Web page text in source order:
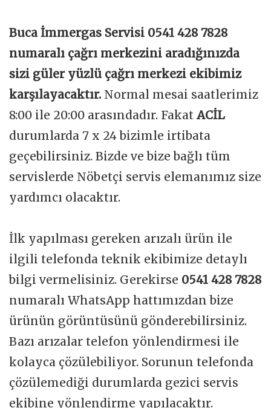
Buca İmmergas Servisi 0541 428 7828
numaralı çağrı merkezini aradığınızda
sizi güler yüzlü çağrı merkezi ekibimiz
karşılayacaktır. Normal mesai saatlerimiz
8:00 ile 20:00 arasındadır. Fakat ACİL
durumlarda 7 x 24 bizimle irtibata
geçebilirsiniz. Bizde ve bize bağlı tüm
servislerde Nöbetçi servis elemanımız size
yardımcı olacaktır.
İlk yapılması gereken arızalı ürün ile
ilgili telefonda teknik ekibimize detaylı
bilgi vermelisiniz. Gerekirse 0541 428 7828
numaralı WhatsApp hattımızdan bize
ürünün görüntüsünü gönderebilirsiniz.
Bazı arızalar telefon yönlendirmesi ile
kolayca çözülebiliyor. Sorunun telefonda
çözülemediği durumlarda gezici servis
ekibine yönlendirme yapılacaktır.